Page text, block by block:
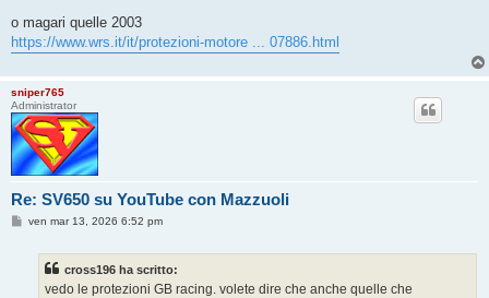
o
o magari quelle 2003
https://www.wrs.it/it/protezioni-motore ... 07886.html
sniper765
Administrator
Re: SV650 su YouTube con Mazzuoli
Mven mar 13, 2026 6:52 pm
cross196 ha scritto:
vedo le protezioni GB racing. volete dire che anche quelle che